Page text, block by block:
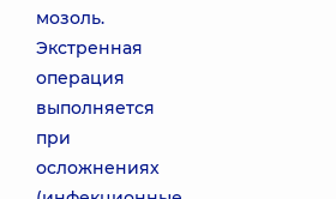
мозоль.
Экстренная
операция
выполняется
при
осложнениях